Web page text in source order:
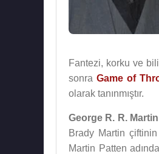
Fantezi, korku ve
sonra Game of
olarak tanınmıştır.
George R. R. Martin
Brady Martin
Martin Patten